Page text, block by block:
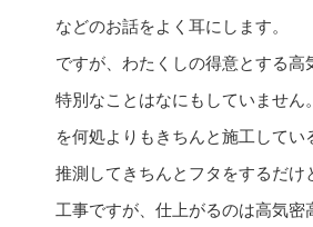
などのお話をよく耳にします。
ですが、わたくしの得意とする高
特別なことはなにもしていません
を何処よりもきちんと施工してい
推測してきちんとフタをするだけ
工事ですが、仕上がるのは高気密